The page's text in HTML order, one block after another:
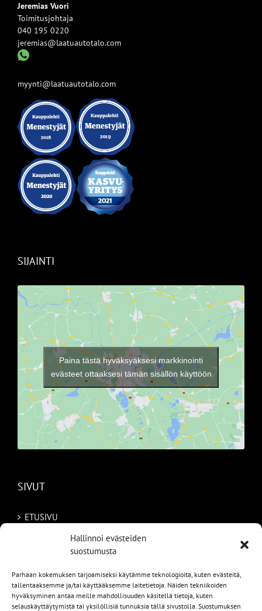
Hallinnoi evästeiden
suostumusta
Parhaan kokemuksen tarjoamiseksi käytämme teknologioita, kuten evästeitä,
tallentaaksemme ja/tai käyttääksemme laitetietoja. Näiden tekniikoiden
hyväksyminen antaa meille mahdollisuuden käsitellä tietoja, kuten
selauskäyttäytymistä tai yksilöllisiä tunnuksia tällä sivustolla. Suostumuksen
Jeremias Vuori
Toimitusjohtaja
040 195 0220
jeremias@laatuautotalo.com
myynti@laatuautotalo.com
SIJAINTI
Paina tästä hyväksyäksesi markkinointi
evästeet ottaaksesi tämän sisällön käyttöön
SIVUT
ETUSIVU
TILAA AUTO RUOTSISTA